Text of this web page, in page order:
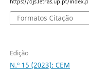
https://ojs.letras.up.pt/
Formatos Citação
Edição
N.º 15 (2023): CEM